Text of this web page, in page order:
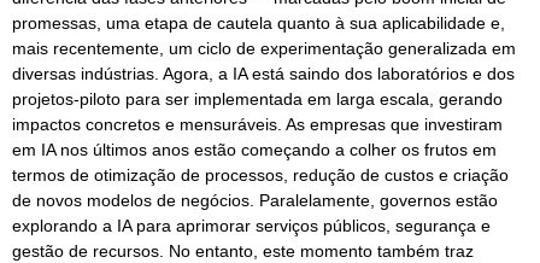
promessas, uma etapa de cautela quanto à sua aplicabilidade e,
mais recentemente, um ciclo de experimentação generalizada em
diversas indústrias. Agora, a IA está saindo dos laboratórios e dos
projetos-piloto para ser implementada em larga escala, gerando
impactos concretos e mensuráveis. As empresas que investiram
em IA nos últimos anos estão começando a colher os frutos em
termos de otimização de processos, redução de custos e criação
de novos modelos de negócios. Paralelamente, governos estão
explorando a IA para aprimorar serviços públicos, segurança e
gestão de recursos. No entanto, este momento também traz